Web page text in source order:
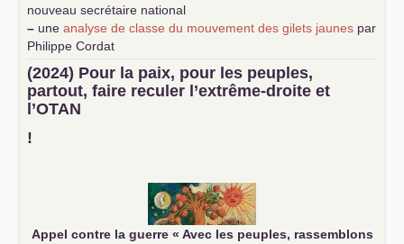
nouveau secrétaire national
– une analyse de classe du mouvement des gilets jaunes par
Philippe Cordat
–
un texte de Jean-Claude Delaunay
le marxisme est la
science sociale de notre temps
–un appel proposé aux partis communistes et ouvrier
d’Europe
–
(2024) Pour la paix, pour les peuples,
partout, faire reculer l’extrême-droite et
l’OTAN
!
Appel contre la guerre « Avec les peuples, rassemblons